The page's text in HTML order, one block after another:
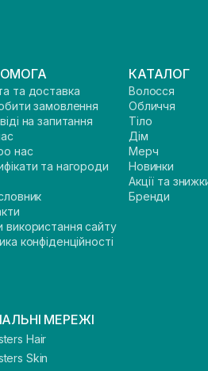
та доставка
замовлення
на запитання
нас
та нагороди
використання сайту
конфіденційності
КАТАЛОГ
Волосся
Обличчя
Тіло
Дім
Мерч
Новинки
Акції та
Бренди
МЕРЕЖІ
Hair
Skin